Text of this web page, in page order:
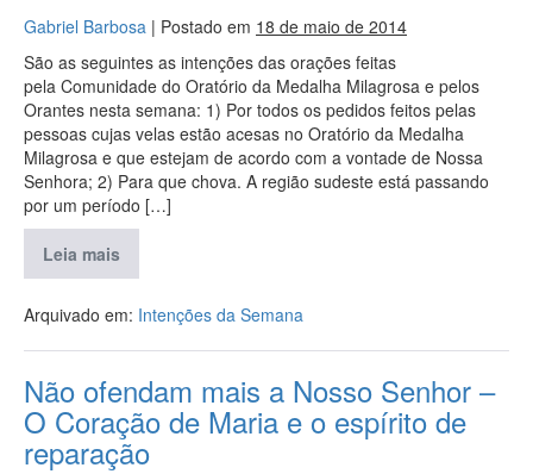
Gabriel Barbosa | Postado em 18 de maio de 2014
São as seguintes as intenções das orações feitas
pela Comunidade do Oratório da Medalha Milagrosa e pelos
Orantes nesta semana: 1) Por todos os pedidos feitos pelas
pessoas cujas velas estão acesas no Oratório da Medalha
Milagrosa e que estejam de acordo com a vontade de Nossa
Senhora; 2) Para que chova. A região sudeste está passando
por um período […]
Leia mais
Arquivado em: Intenções da Semana
Não ofendam mais a Nosso Senhor –
O Coração de Maria e o espírito de
reparação